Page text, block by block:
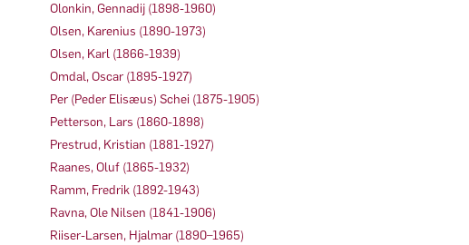
Olonkin, Gennadij (1898-1960)
Olsen, Karenius (1890-1973)
Olsen, Karl (1866-1939)
Omdal, Oscar (1895-1927)
Per (Peder Elisæus) Schei (1875-1905)
Petterson, Lars (1860-1898)
Prestrud, Kristian (1881-1927)
Raanes, Oluf (1865-1932)
Ramm, Fredrik (1892-1943)
Ravna, Ole Nilsen (1841-1906)
Riiser-Larsen, Hjalmar (1890–1965)